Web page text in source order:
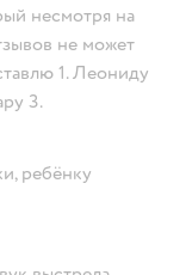
несмотря на
не может
1. Леониду
3.
ребёнку